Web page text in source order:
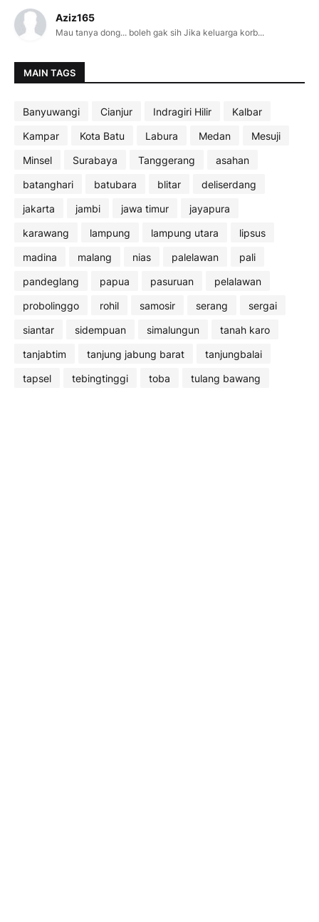
Aziz165
Mau tanya dong... boleh gak sih Jika keluarga korb...
MAIN TAGS
Banyuwangi Cianjur Indragiri Hilir
Kalbar
Kampar
Kota Batu Labura Medan
Mesuji
Minsel
Surabaya Tanggerang
asahan
batanghari
batubara blitar
deliserdang
jakarta
jambi jawa timur
jayapura
karawang
lampung lampung utara
lipsus
madina
malang nias palelawan
pali
pandeglang
papua pasuruan
pelalawan
probolinggo
rohil samosir serang
sergai
siantar
sidempuan simalungun
tanah karo
tanjabtim
tanjung jabung barat
tanjungbalai
tapsel
tebingtinggi toba tulang bawang